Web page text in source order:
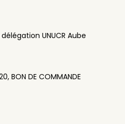
UNUCR Aube
BON DE COMMANDE